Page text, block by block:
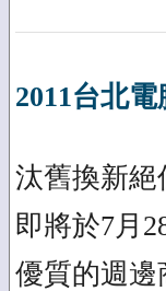
2011台北
汰舊換新
即將於7月
優質的週